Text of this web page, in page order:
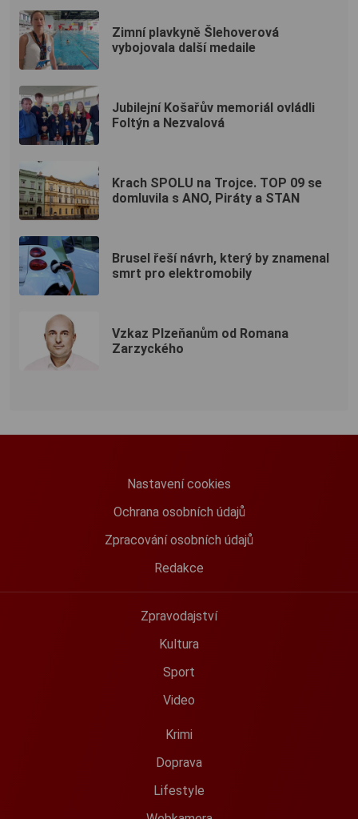
Zimní plavkyně Šlehoverová
vybojovala další medaile
Jubilejní Košařův memoriál ovládli
Foltýn a Nezvalová
Krach SPOLU na Trojce. TOP 09 se
domluvila s ANO, Piráty a STAN
Brusel řeší návrh, který by znamenal
smrt pro elektromobily
Vzkaz Plzeňanům od Romana
Zarzyckého
Nastavení cookies
Ochrana osobních údajů
Zpracování osobních údajů
Redakce
Zpravodajství
Kultura
Sport
Video
Krimi
Doprava
Lifestyle